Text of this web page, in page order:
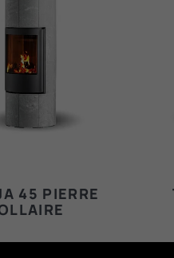
45 PIERRE